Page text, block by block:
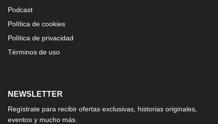
Podcast
Política de cookies
Política de privacidad
Términos de uso
NEWSLETTER
Regístrate para recibir ofertas exclusivas, historias originales,
eventos y mucho más.